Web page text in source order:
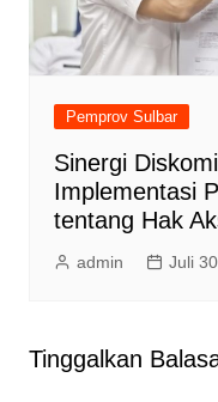
Pemprov Sulbar
Sinergi
Implementasi
tentang Hak
admin Juli
Tinggalkan